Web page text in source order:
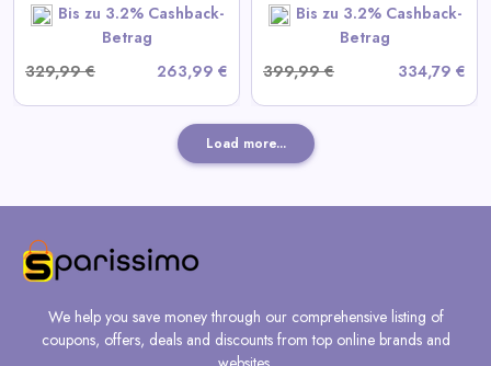
Bis zu 3.2% Cashback-
Betrag
329,99 €
263,99 €
Bis zu 3.2% Cashback-
Betrag
399,99 €
334,79 €
SHOP NOW
Load more...
We help you save money through our comprehensive listing of
coupons, offers, deals and discounts from top online brands and